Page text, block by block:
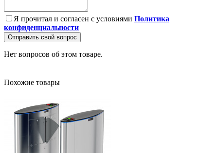
Я прочитал и согласен с условиями Политика
конфиденциальности
Отправить свой вопрос
Нет вопросов об этом товаре.
Похожие товары